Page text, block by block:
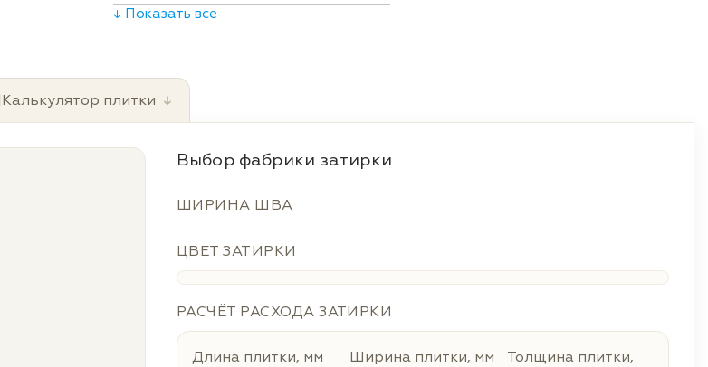
↓ Показать все
Калькулятор плитки ↓
Выбор фабрики затирки
ШИРИНА ШВА
ЦВЕТ ЗАТИРКИ
РАСЧЁТ РАСХОДА ЗАТИРКИ
Длина плитки, мм Ширина плитки, мм
Толщина плитки,